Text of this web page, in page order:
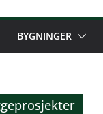
BYGNINGER